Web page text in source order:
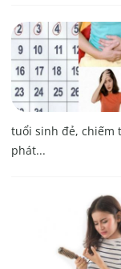
tuổi sinh đẻ, chiếm
phát...